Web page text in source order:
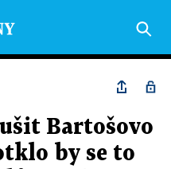
Bartošovo
by se to